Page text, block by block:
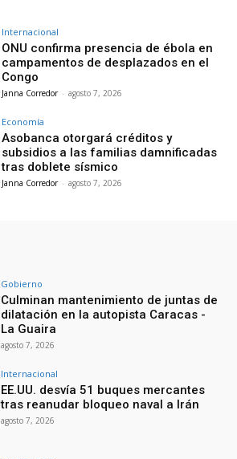
Internacional
ONU confirma presencia de ébola en
campamentos de desplazados en el
Congo
Janna Corredor - agosto 7, 2026
Economía
Asobanca otorgará créditos y
subsidios a las familias damnificadas
tras doblete sísmico
Janna Corredor - agosto 7, 2026
Gobierno
Culminan mantenimiento de juntas de
dilatación en la autopista Caracas -
La Guaira
agosto 7, 2026
Internacional
EE.UU. desvía 51 buques mercantes
tras reanudar bloqueo naval a Irán
agosto 7, 2026